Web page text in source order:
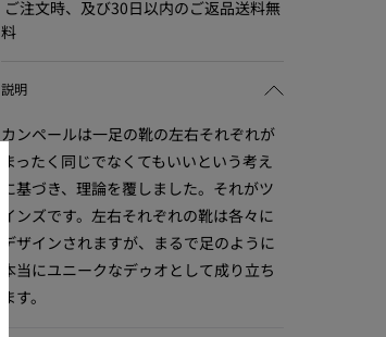
ご注文時、及び30日以内のご返品送料無
料
説明
カンペールは一足の靴の左右それぞれが
まったく同じでなくてもいいという考え
に基づき、理論を覆しました。それがツ
インズです。左右それぞれの靴は各々に
デザインされますが、まるで足のように
本当にユニークなデゥオとして成り立ち
ます。